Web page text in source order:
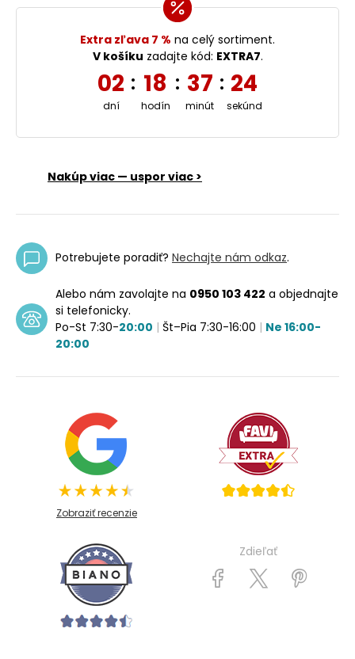
Extra zľava 7 % na celý sortiment.
V košíku zadajte kód: EXTRA7.
02
dní
: 18
hodín
: 37
minút
: 23
sekúnd
Nakúp viac — uspor viac >
Potrebujete poradiť? Nechajte nám odkaz.
Alebo nám zavolajte na 0950 103 422 a objednajte
si telefonicky.
Po-St 7:30-20:00 | Št–Pia 7:30-16:00 | Ne 16:00-
20:00
Zobraziť recenzie
Zdieľať